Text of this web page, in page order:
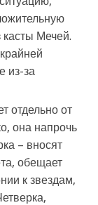
Мечей.
из-за
отдельно от
она напрочь
– вносят
обещает
к звездам,